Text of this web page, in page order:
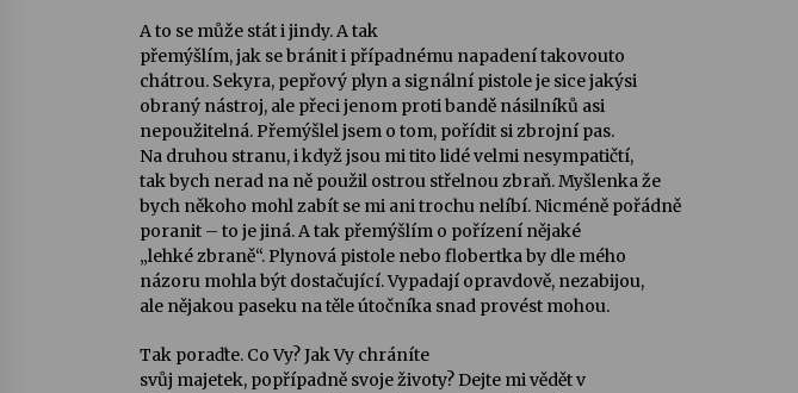
A to se může stát i jindy. A tak
přemýšlím, jak se bránit i případnému napadení takovouto
chátrou. Sekyra, pepřový plyn a signální pistole je sice jakýsi
obraný nástroj, ale přeci jenom proti bandě násilníků asi
nepoužitelná. Přemýšlel jsem o tom, pořídit si zbrojní pas.
Na druhou stranu, i když jsou mi tito lidé velmi nesympatičtí,
tak bych nerad na ně použil ostrou střelnou zbraň. Myšlenka že
bych někoho mohl zabít se mi ani trochu nelíbí. Nicméně pořádně
poranit – to je jiná. A tak přemýšlím o pořízení nějaké
„lehké zbraně“. Plynová pistole nebo flobertka by dle mého
názoru mohla být dostačující. Vypadají opravdově, nezabijou,
ale nějakou paseku na těle útočníka snad provést mohou.
Tak poraďte. Co Vy? Jak Vy chráníte
svůj majetek, popřípadně svoje životy? Dejte mi vědět v